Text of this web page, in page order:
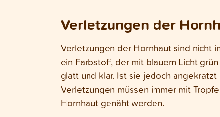
Verletzungen der
Verletzungen der Hornhaut sind nicht
ein Farbstoff, der mit blauem Licht
glatt und klar. Ist sie jedoch
Verletzungen müssen immer mit
Hornhaut genäht werden.